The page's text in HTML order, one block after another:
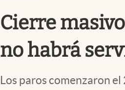
Streaming
PC y mobile
Cierre
no habrá
Los paros comenzaron